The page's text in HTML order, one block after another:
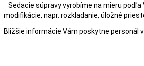
Sedacie súpravy vyrobíme na mieru
modifikácie, napr. rozkladanie, úložné
Bližšie informácie Vám poskytne personál